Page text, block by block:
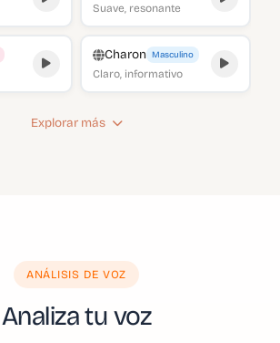
Suave, resonante
Charon Masculino
Claro, informativo
Explorar más
ANÁLISIS DE VOZ
Analiza tu voz